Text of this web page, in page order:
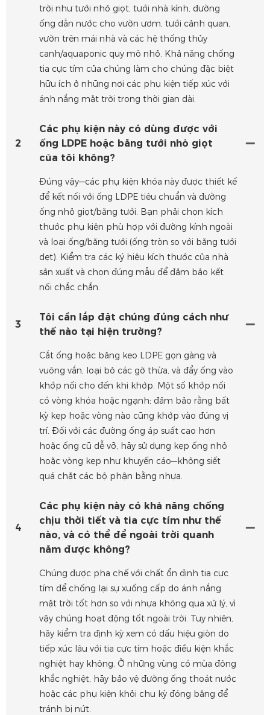
trời như tưới nhỏ giọt, tưới nhà kính, đường
ống dẫn nước cho vườn ươm, tưới cảnh quan,
vườn trên mái nhà và các hệ thống thủy
canh/aquaponic quy mô nhỏ. Khả năng chống
tia cực tím của chúng làm cho chúng đặc biệt
hữu ích ở những nơi các phụ kiện tiếp xúc với
ánh nắng mặt trời trong thời gian dài.
2
Các phụ kiện này có dùng được với
ống LDPE hoặc băng tưới nhỏ giọt
của tôi không?
Đúng vậy—các phụ kiện khóa này được thiết kế
để kết nối với ống LDPE tiêu chuẩn và đường
ống nhỏ giọt/băng tưới. Bạn phải chọn kích
thước phụ kiện phù hợp với đường kính ngoài
và loại ống/băng tưới (ống tròn so với băng tưới
dẹt). Kiểm tra các ký hiệu kích thước của nhà
sản xuất và chọn đúng mẫu để đảm bảo kết
nối chắc chắn.
3
Tôi cần lắp đặt chúng đúng cách như
thế nào tại hiện trường?
Cắt ống hoặc băng keo LDPE gọn gàng và
vuông vắn, loại bỏ các gờ thừa, và đẩy ống vào
khớp nối cho đến khi khớp. Một số khớp nối
có vòng khóa hoặc ngạnh; đảm bảo rằng bất
kỳ kẹp hoặc vòng nào cũng khớp vào đúng vị
trí. Đối với các đường ống áp suất cao hơn
hoặc ống cũ dễ vỡ, hãy sử dụng kẹp ống nhỏ
hoặc vòng kẹp như khuyến cáo—không siết
quá chặt các bộ phận bằng nhựa.
4
Các phụ kiện này có khả năng chống
chịu thời tiết và tia cực tím như thế
nào, và có thể để ngoài trời quanh
năm được không?
Chúng được pha chế với chất ổn định tia cực
tím để chống lại sự xuống cấp do ánh nắng
mặt trời tốt hơn so với nhựa không qua xử lý, vì
vậy chúng hoạt động tốt ngoài trời. Tuy nhiên,
hãy kiểm tra định kỳ xem có dấu hiệu giòn do
tiếp xúc lâu với tia cực tím hoặc điều kiện khắc
nghiệt hay không. Ở những vùng có mùa đông
khắc nghiệt, hãy bảo vệ đường ống thoát nước
hoặc các phụ kiện khỏi chu kỳ đóng băng để
tránh bị nứt.